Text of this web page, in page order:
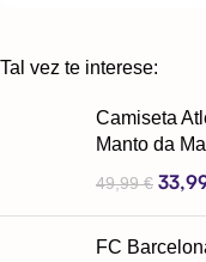
Tal vez te interese:
Camiseta
Manto da
49,99€
FC